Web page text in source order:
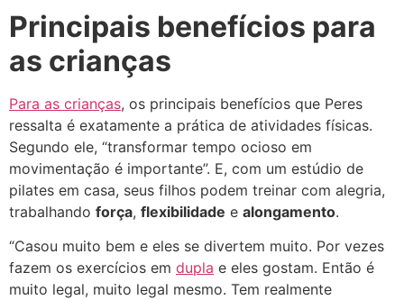
Principais benefícios para
as crianças
Para as crianças, os principais benefícios que Peres
ressalta é exatamente a prática de atividades físicas.
Segundo ele, “transformar tempo ocioso em
movimentação é importante”. E, com um estúdio de
pilates em casa, seus filhos podem treinar com alegria,
trabalhando força, flexibilidade e alongamento.
“Casou muito bem e eles se divertem muito. Por vezes
fazem os exercícios em dupla e eles gostam. Então é
muito legal, muito legal mesmo. Tem realmente